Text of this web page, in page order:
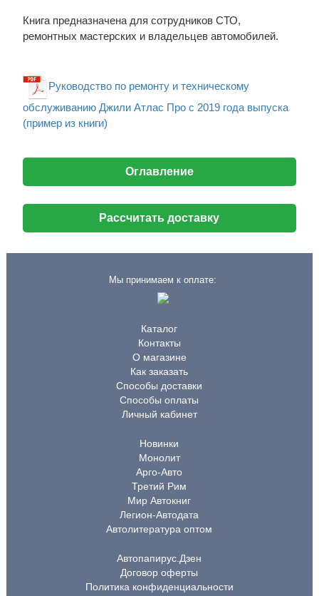
Книга предназначена для сотрудников СТО,
ремонтных мастерских и владельцев автомобилей.
Руководство по ремонту и техническому
обслуживанию Джили Атлас Про с 2019 года выпуска
(пример из книги)
Оглавление
Рассчитать доставку
Мы принимаем к оплате:
Каталог
Контакты
О магазине
Как заказать
Способы доставки
Способы оплаты
Личный кабинет
Новинки
Монолит
Арго-Авто
Третий Рим
Мир Автокниг
Легион-Автодата
Автолитература оптом
Автопапирус.Дзен
Договор оферты
Политика конфиденциальности